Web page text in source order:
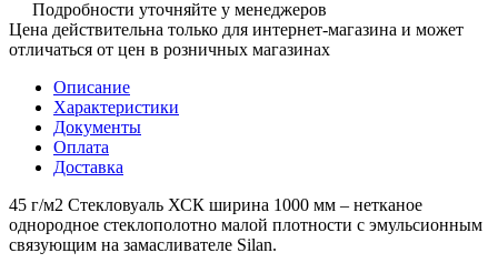
Подробности уточняйте у менеджеров
Цена действительна только для интернет-магазина и может
отличаться от цен в розничных магазинах
Описание
Характеристики
Документы
Оплата
Доставка
45 г/м2 Стекловуаль ХСК ширина 1000 мм – нетканое
однородное стеклополотно малой плотности с эмульсионным
связующим на замасливателе Silan.